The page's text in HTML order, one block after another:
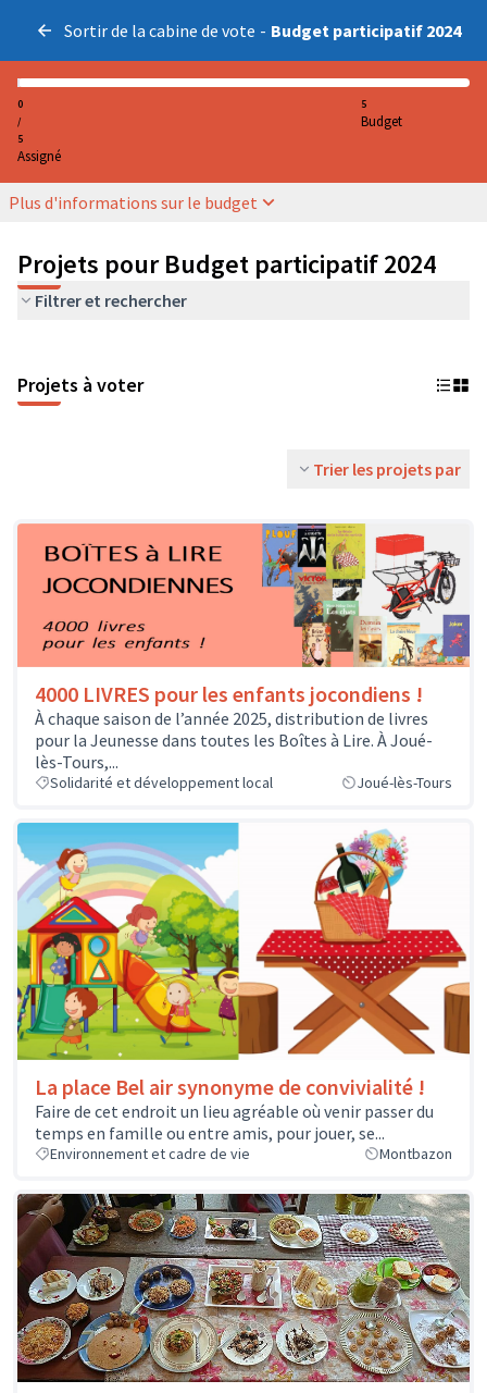
Sortir de la cabine de vote - Budget participatif 2024
0
/
5
Assigné
5
Budget
Plus d'informations sur le budget
Projets pour Budget participatif 2024
Filtrer et rechercher
Projets à voter
Trier les projets par
4000 LIVRES pour les enfants jocondiens !
À chaque saison de l’année 2025, distribution de livres
pour la Jeunesse dans toutes les Boîtes à Lire. À Joué-
lès-Tours,...
Solidarité et développement local Joué-lès-Tours
La place Bel air synonyme de convivialité !
Faire de cet endroit un lieu agréable où venir passer du
temps en famille ou entre amis, pour jouer, se...
Environnement et cadre de vie Montbazon